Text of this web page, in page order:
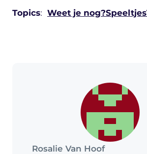
Topics: Weet je nog?Speeltjes
Rosalie Van Hoof